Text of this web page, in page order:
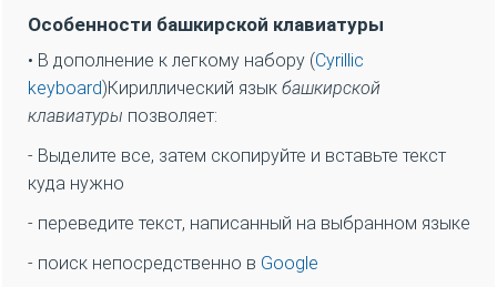
нажиматьEnglish / Bashkir (Английский / башкирский)
на раскладке башкирской клавиатуры
переключения междувиртуальной QWERTY-
клавиатурой
ввод с компьютерной или мобильной клавиатуры.
1: Нажмите наShift(Shift ) илиCtrl+Alt